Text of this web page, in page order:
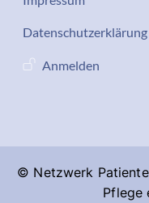
Services
Datenschutzerklärung
Benutzermenü
Anmelden
© Netzwerk
Pflege